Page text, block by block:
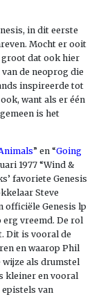
in dit eerste
Mocht er ooit
groot dat ook hier
de neoprog die
inspireerde tot
want als er één
is het
” en “Going
1977 “Wind &
favoriete Genesis
Steve
officiële Genesis lp
vreemd. De rol
Dit is vooral de
en waarop Phil
als drumstel
kleiner en vooral
epistels van